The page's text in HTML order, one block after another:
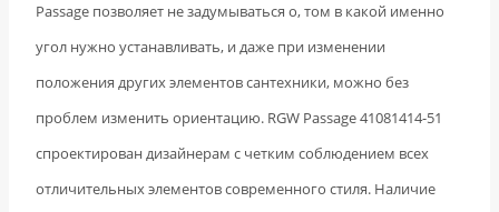
Passage позволяет не задумываться о, том в какой именно
угол нужно устанавливать, и даже при изменении
положения других элементов сантехники, можно без
проблем изменить ориентацию. RGW Passage 41081414-51
спроектирован дизайнерам с четким соблюдением всех
отличительных элементов современного стиля. Наличие